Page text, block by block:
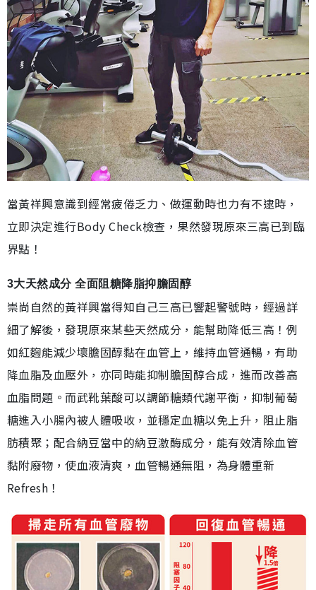
當黃祥興意識到經常疲倦乏力、做運動時也力有不逮時，
立即決定進行Body Check檢查，果然發現原來三高已到臨
界點！
3大天然成分 全面阻糖降脂抑膽固醇
崇尚自然的黃祥興當得知自己三高已響起警號時，經過詳
細了解後，發現原來某些天然成分，能幫助降低三高！例
如紅麴能減少壞膽固醇黏在血管上，維持血管通暢，有助
降血脂及血壓外，亦同時能抑制膽固醇合成，進而改善高
血脂問題。而武靴葉酸可以調節糖類代謝平衡，抑制葡萄
糖進入小腸內被人體吸收，並穩定血糖以免上升，阻止脂
肪積聚；配合納豆當中的納豆激酶成分，能有效清除血管
黏附廢物，使血液清爽，血管暢通無阻，為身體重新
Refresh！